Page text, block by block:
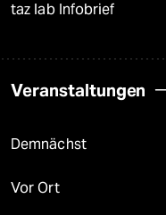
taz lab Infobrief
Veranstaltungen
Demnächst
Vor Ort